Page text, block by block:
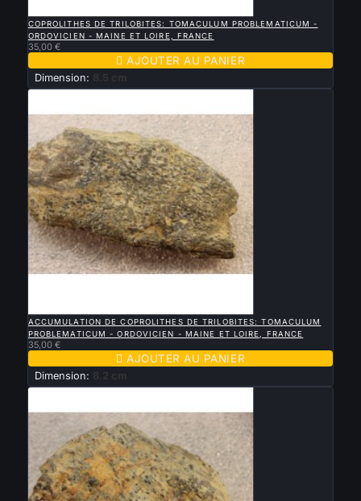
COPROLITHES DE TRILOBITES: TOMACULUM PROBLEMATICUM -
ORDOVICIEN - MAINE ET LOIRE, FRANCE
35,00 €
 AJOUTER AU PANIER
Dimension: 8.5 cm
ACCUMULATION DE COPROLITHES DE TRILOBITES: TOMACULUM
PROBLEMATICUM - ORDOVICIEN - MAINE ET LOIRE, FRANCE
35,00 €
 AJOUTER AU PANIER
Dimension: 8.2 cm